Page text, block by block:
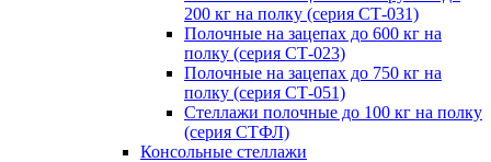
200 кг на полку (серия СТ-031)
Полочные на зацепах до 600 кг на
полку (серия СТ-023)
Полочные на зацепах до 750 кг на
полку (серия СТ-051)
Стеллажи полочные до 100 кг на полку
(серия СТФЛ)
Консольные стеллажи